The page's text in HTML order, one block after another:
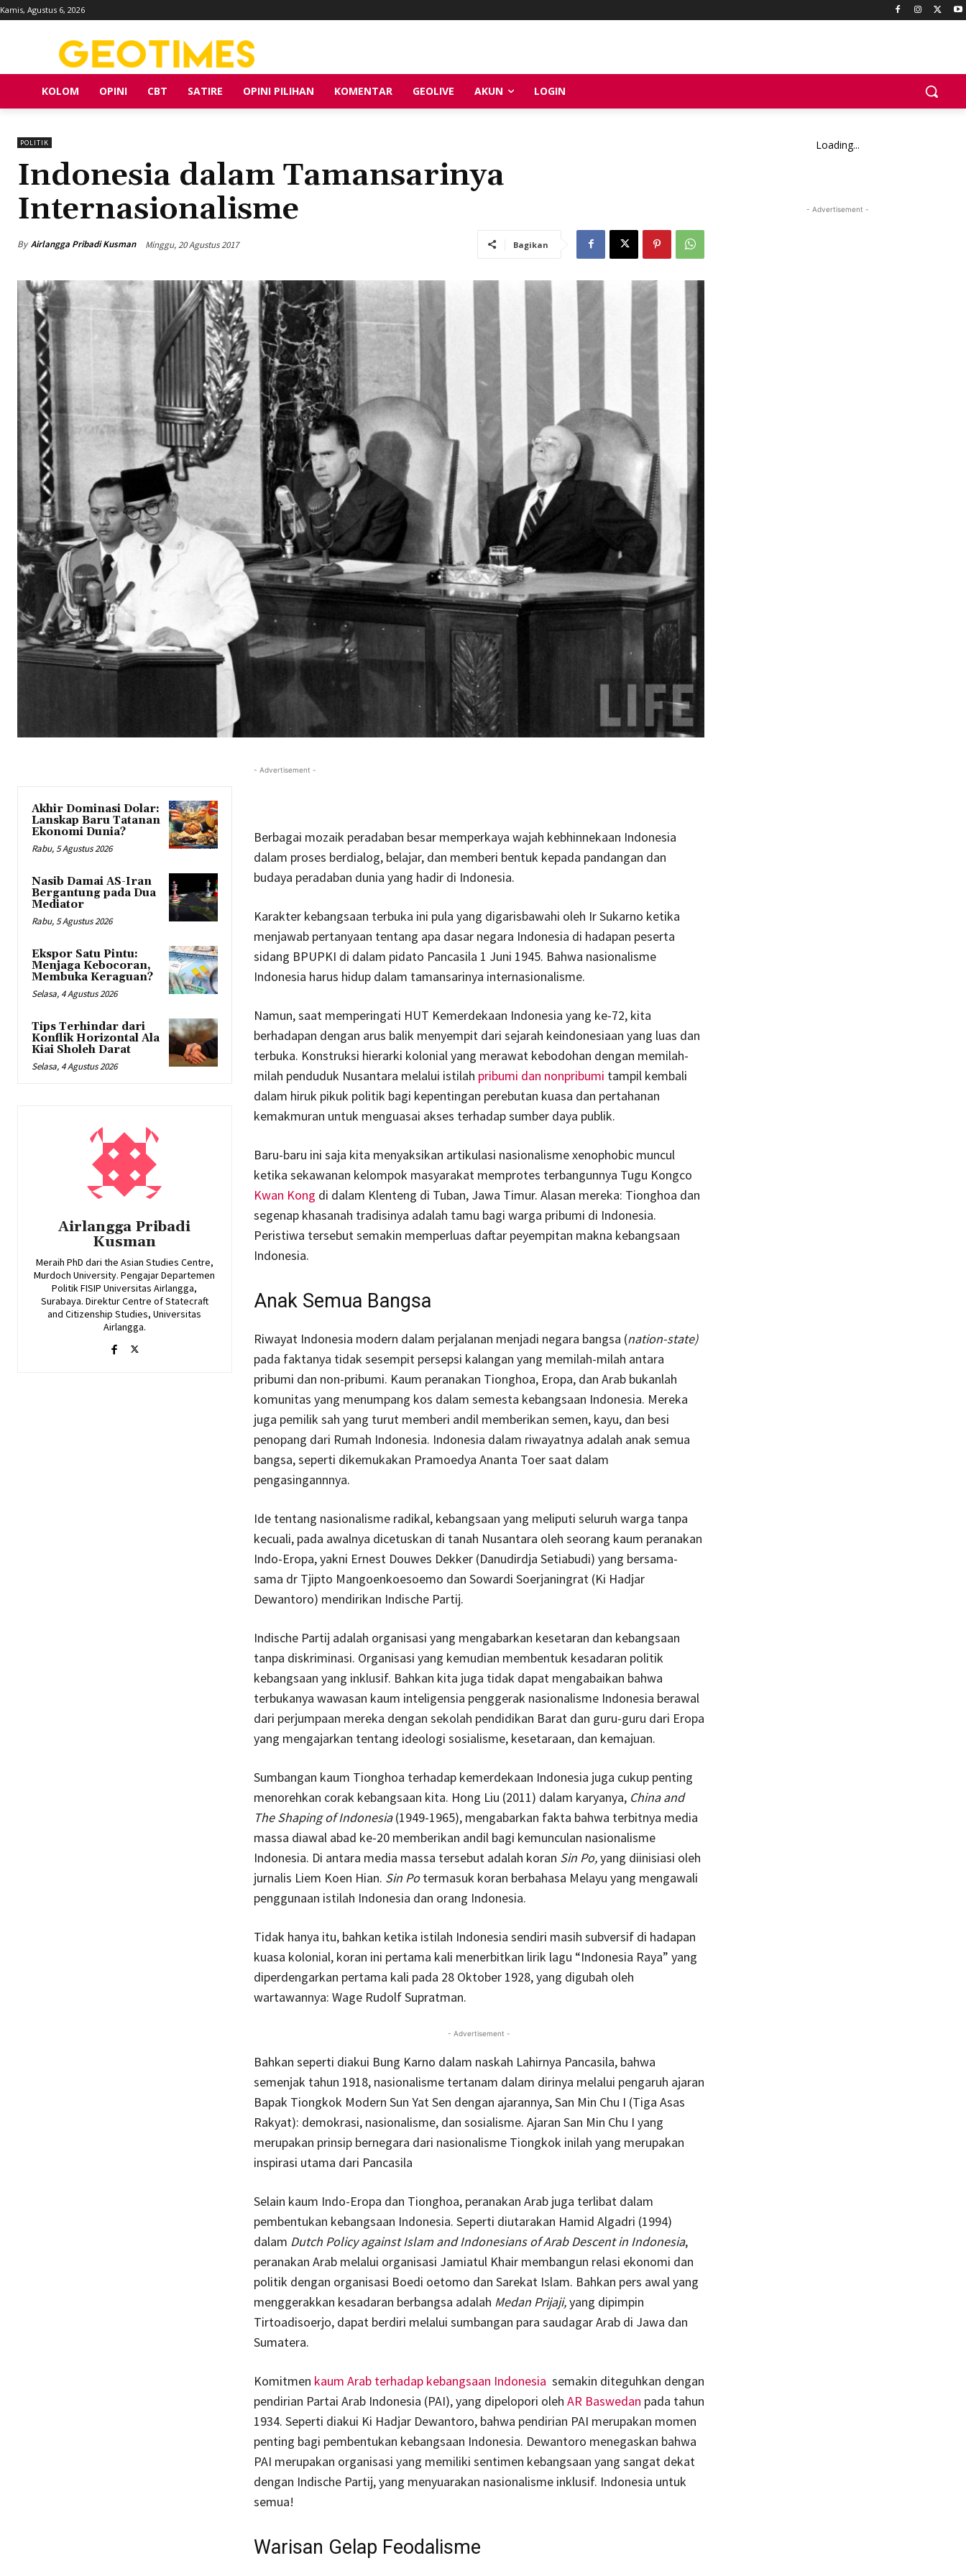
Kamis, Agustus 6, 2026
KOLOM OPINI CBT SATIRE OPINI PILIHAN KOMENTAR GEOLIVE AKUN LOGIN
POLITIK
Indonesia dalam Tamansarinya
Internasionalisme
By Airlangga Pribadi Kusman Minggu, 20 Agustus 2017 Bagikan
Akhir Dominasi Dolar:
Lanskap Baru Tatanan
Ekonomi Dunia?
Rabu, 5 Agustus 2026
Nasib Damai AS-Iran
Bergantung pada Dua
Mediator
Rabu, 5 Agustus 2026
Ekspor Satu Pintu:
Menjaga Kebocoran,
Membuka Keraguan?
Selasa, 4 Agustus 2026
Tips Terhindar dari
Konflik Horizontal Ala
Kiai Sholeh Darat
Selasa, 4 Agustus 2026
Airlangga Pribadi
Kusman
Meraih PhD dari the Asian Studies Centre,
Murdoch University. Pengajar Departemen
Politik FISIP Universitas Airlangga,
Surabaya. Direktur Centre of Statecraft
and Citizenship Studies, Universitas
Airlangga.
- Advertisement -
Berbagai mozaik peradaban besar memperkaya wajah kebhinnekaan Indonesia
dalam proses berdialog, belajar, dan memberi bentuk kepada pandangan dan
budaya peradaban dunia yang hadir di Indonesia.
Karakter kebangsaan terbuka ini pula yang digarisbawahi oleh Ir Sukarno ketika
menjawab pertanyaan tentang apa dasar negara Indonesia di hadapan peserta
sidang BPUPKI di dalam pidato Pancasila 1 Juni 1945. Bahwa nasionalisme
Indonesia harus hidup dalam tamansarinya internasionalisme.
Namun, saat memperingati HUT Kemerdekaan Indonesia yang ke-72, kita
berhadapan dengan arus balik menyempit dari sejarah keindonesiaan yang luas dan
terbuka. Konstruksi hierarki kolonial yang merawat kebodohan dengan memilah-
milah penduduk Nusantara melalui istilah pribumi dan nonpribumi tampil kembali
dalam hiruk pikuk politik bagi kepentingan perebutan kuasa dan pertahanan
kemakmuran untuk menguasai akses terhadap sumber daya publik.
Baru-baru ini saja kita menyaksikan artikulasi nasionalisme xenophobic muncul
ketika sekawanan kelompok masyarakat memprotes terbangunnya Tugu Kongco
Kwan Kong di dalam Klenteng di Tuban, Jawa Timur. Alasan mereka: Tionghoa dan
segenap khasanah tradisinya adalah tamu bagi warga pribumi di Indonesia.
Peristiwa tersebut semakin memperluas daftar peyempitan makna kebangsaan
Indonesia.
Anak Semua Bangsa
Riwayat Indonesia modern dalam perjalanan menjadi negara bangsa (nation-state)
pada faktanya tidak sesempit persepsi kalangan yang memilah-milah antara
pribumi dan non-pribumi. Kaum peranakan Tionghoa, Eropa, dan Arab bukanlah
komunitas yang menumpang kos dalam semesta kebangsaan Indonesia. Mereka
juga pemilik sah yang turut memberi andil memberikan semen, kayu, dan besi
penopang dari Rumah Indonesia. Indonesia dalam riwayatnya adalah anak semua
bangsa, seperti dikemukakan Pramoedya Ananta Toer saat dalam
pengasingannnya.
Ide tentang nasionalisme radikal, kebangsaan yang meliputi seluruh warga tanpa
kecuali, pada awalnya dicetuskan di tanah Nusantara oleh seorang kaum peranakan
Indo-Eropa, yakni Ernest Douwes Dekker (Danudirdja Setiabudi) yang bersama-
sama dr Tjipto Mangoenkoesoemo dan Sowardi Soerjaningrat (Ki Hadjar
Dewantoro) mendirikan Indische Partij.
Indische Partij adalah organisasi yang mengabarkan kesetaran dan kebangsaan
tanpa diskriminasi. Organisasi yang kemudian membentuk kesadaran politik
kebangsaan yang inklusif. Bahkan kita juga tidak dapat mengabaikan bahwa
terbukanya wawasan kaum inteligensia penggerak nasionalisme Indonesia berawal
dari perjumpaan mereka dengan sekolah pendidikan Barat dan guru-guru dari Eropa
yang mengajarkan tentang ideologi sosialisme, kesetaraan, dan kemajuan.
Sumbangan kaum Tionghoa terhadap kemerdekaan Indonesia juga cukup penting
menorehkan corak kebangsaan kita. Hong Liu (2011) dalam karyanya, China and
The Shaping of Indonesia(1949-1965), mengabarkan fakta bahwa terbitnya media
massa diawal abad ke-20 memberikan andil bagi kemunculan nasionalisme
Indonesia. Di antara media massa tersebut adalah koran Sin Po,yang diinisiasi oleh
jurnalis Liem Koen Hian. Sin Potermasuk koran berbahasa Melayu yang mengawali
penggunaan istilah Indonesia dan orang Indonesia.
Tidak hanya itu, bahkan ketika istilah Indonesia sendiri masih subversif di hadapan
kuasa kolonial, koran ini pertama kali menerbitkan lirik lagu “Indonesia Raya” yang
diperdengarkan pertama kali pada 28 Oktober 1928, yang digubah oleh
wartawannya: Wage Rudolf Supratman.
- Advertisement -
Bahkan seperti diakui Bung Karno dalam naskah Lahirnya Pancasila, bahwa
semenjak tahun 1918, nasionalisme tertanam dalam dirinya melalui pengaruh ajaran
Bapak Tiongkok Modern Sun Yat Sen dengan ajarannya, San Min Chu I (Tiga Asas
Rakyat): demokrasi, nasionalisme, dan sosialisme. Ajaran San Min Chu I yang
merupakan prinsip bernegara dari nasionalisme Tiongkok inilah yang merupakan
inspirasi utama dari Pancasila
Selain kaum Indo-Eropa dan Tionghoa, peranakan Arab juga terlibat dalam
pembentukan kebangsaan Indonesia. Seperti diutarakan Hamid Algadri (1994)
dalam Dutch Policy against Islam and Indonesians of Arab Descent in Indonesia,
peranakan Arab melalui organisasi Jamiatul Khair membangun relasi ekonomi dan
politik dengan organisasi Boedi oetomo dan Sarekat Islam. Bahkan pers awal yang
menggerakkan kesadaran berbangsa adalah Medan Prijaji,yang dipimpin
Tirtoadisoerjo, dapat berdiri melalui sumbangan para saudagar Arab di Jawa dan
Sumatera.
Komitmen kaum Arab terhadap kebangsaan Indonesia semakin diteguhkan dengan
pendirian Partai Arab Indonesia (PAI), yang dipelopori oleh AR Baswedan pada tahun
1934. Seperti diakui Ki Hadjar Dewantoro, bahwa pendirian PAI merupakan momen
penting bagi pembentukan kebangsaan Indonesia. Dewantoro menegaskan bahwa
PAI merupakan organisasi yang memiliki sentimen kebangsaan yang sangat dekat
dengan Indische Partij, yang menyuarakan nasionalisme inklusif. Indonesia untuk
semua!
Warisan Gelap Feodalisme
Loading...
- Advertisement -